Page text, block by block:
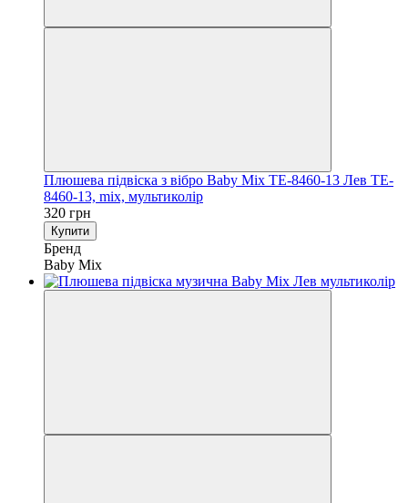
Плюшева підвіска з вібро Baby Mix TE-8460-13 Лев TE-
8460-13, mix, мультиколір
320 грн
Купити
Бренд
Baby Mix